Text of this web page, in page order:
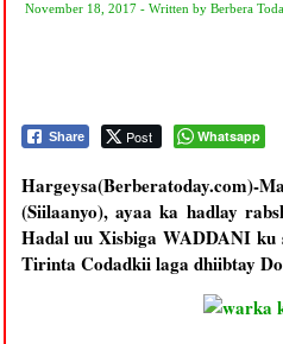
November 18, 2017 - Written by Berbera
Share Post Whatsapp
(Siilaanyo), ayaa ka hadlay
Hadal uu Xisbiga WADDANI ku
Tirinta Codadkii laga dhiibtay